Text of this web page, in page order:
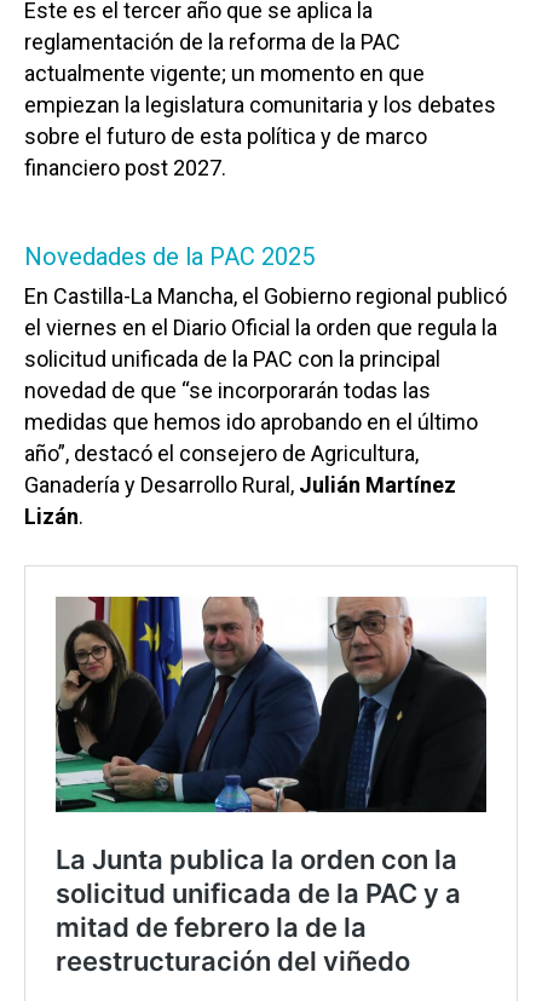
Este es el tercer año que se aplica la
reglamentación de la reforma de la PAC
actualmente vigente; un momento en que
empiezan la legislatura comunitaria y los debates
sobre el futuro de esta política y de marco
financiero post 2027.
Novedades de la PAC 2025
En Castilla-La Mancha, el Gobierno regional publicó
el viernes en el Diario Oficial la orden que regula la
solicitud unificada de la PAC con la principal
novedad de que “se incorporarán todas las
medidas que hemos ido aprobando en el último
año”, destacó el consejero de Agricultura,
Ganadería y Desarrollo Rural, Julián Martínez
Lizán.